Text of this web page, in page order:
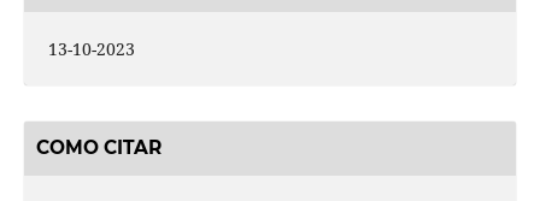
13-10-2023
COMO CITAR